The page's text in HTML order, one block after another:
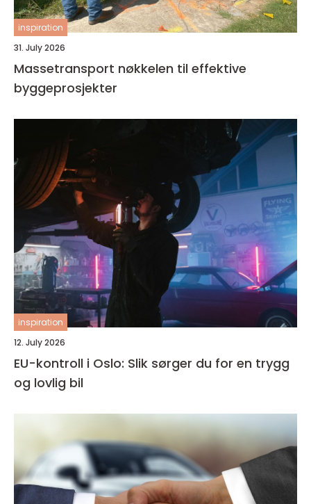
inspiration
31. July 2026
Massetransport nøkkelen til effektive
byggeprosjekter
inspiration
12. July 2026
EU-kontroll i Oslo: Slik sørger du for en trygg
og lovlig bil